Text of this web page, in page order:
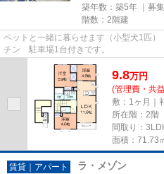
築年数：築5年 ｜募集
階数：2階建
ペットと一緒に暮らせます（小型犬1匹
チン 駐車場1台付きです。
9.8万円
(管理費・共
敷：1ヶ月｜
所在階：2階
間取り：
面積：71.73
賃貸｜アパート ラ・メゾン